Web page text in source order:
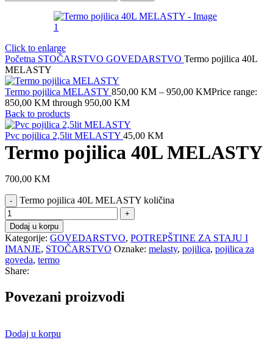
Click to enlarge
Početna STOČARSTVO GOVEDARSTVO Termo pojilica 40L
MELASTY
Termo pojilica MELASTY 850,00 KM – 950,00 KMPrice range:
850,00 KM through 950,00 KM
Back to products
Pvc pojilica 2,5lit MELASTY 45,00 KM
Termo pojilica 40L MELASTY
700,00 KM
Termo pojilica 40L MELASTY količina
Dodaj u korpu
Kategorije: GOVEDARSTVO, POTREPŠTINE ZA STAJU I
IMANJE, STOČARSTVO Oznake: melasty, pojilica, pojilica za
goveda, termo
Share:
Povezani proizvodi
Dodaj u korpu